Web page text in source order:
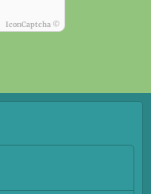
IconCaptcha ©